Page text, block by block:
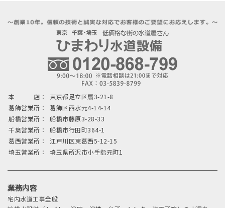
本 店：
東京都足立区扇3-21-8
葛飾営業所：
葛飾区西水元4-14-14
船橋営業所：
船橋市藤原3-28-33
千葉営業所：
船橋市行田町364-1
葛西営業所：
江戸川区東葛西5-12-15
埼玉営業所：
埼玉県所沢市小手指元町1
業務内容
宅内水道工事全般